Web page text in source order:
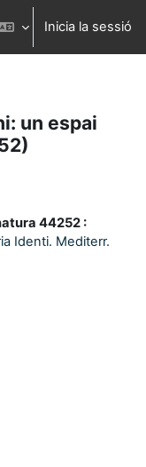
l'entrada de la cerca
Inicia la sessió
un espai
44252 :
Identi. Mediterr.